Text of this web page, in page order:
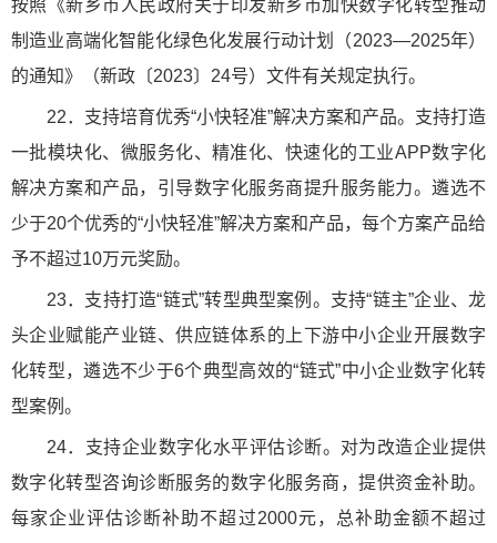
按照《新乡市人民政府关于印发新乡市加快数字化转型推动
制造业高端化智能化绿色化发展行动计划（2023—2025年）
的通知》（新政〔2023〕24号）文件有关规定执行。
22．支持培育优秀“小快轻准”解决方案和产品。支持打造
一批模块化、微服务化、精准化、快速化的工业APP数字化
解决方案和产品，引导数字化服务商提升服务能力。遴选不
少于20个优秀的“小快轻准”解决方案和产品，每个方案产品给
予不超过10万元奖励。
23．支持打造“链式”转型典型案例。支持“链主”企业、龙
头企业赋能产业链、供应链体系的上下游中小企业开展数字
化转型，遴选不少于6个典型高效的“链式”中小企业数字化转
型案例。
24．支持企业数字化水平评估诊断。对为改造企业提供
数字化转型咨询诊断服务的数字化服务商，提供资金补助。
每家企业评估诊断补助不超过2000元，总补助金额不超过